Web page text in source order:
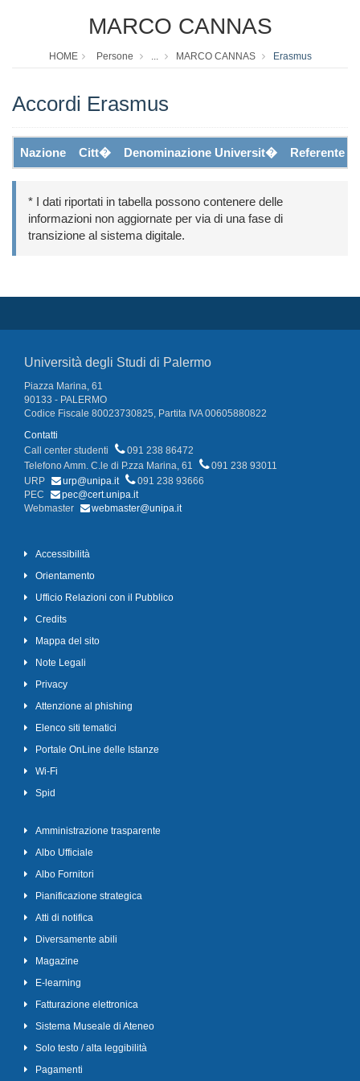
MARCO CANNAS
HOME Persone ... MARCO CANNAS Erasmus
Accordi Erasmus
Nazione Citt� Denominazione Universit� Referente
* I dati riportati in tabella possono contenere delle
informazioni non aggiornate per via di una fase di
transizione al sistema digitale.
Università degli Studi di Palermo
Piazza Marina, 61
90133 - PALERMO
Codice Fiscale 80023730825, Partita IVA 00605880822
Contatti
Call center studenti
091 238 86472
Telefono Amm. C.le di P.zza Marina, 61
091 238 93011
URP
urp@unipa.it
091 238 93666
PEC
pec@cert.unipa.it
Webmaster
webmaster@unipa.it
Accessibilità
Orientamento
Ufficio Relazioni con il Pubblico
Credits
Mappa del sito
Note Legali
Privacy
Attenzione al phishing
Elenco siti tematici
Portale OnLine delle Istanze
Wi-Fi
Spid
Amministrazione trasparente
Albo Ufficiale
Albo Fornitori
Pianificazione strategica
Atti di notifica
Diversamente abili
Magazine
E-learning
Fatturazione elettronica
Sistema Museale di Ateneo
Solo testo / alta leggibilità
Pagamenti